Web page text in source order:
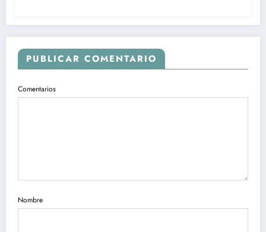
PUBLICAR COMENTARIO
Comentarios
Nombre